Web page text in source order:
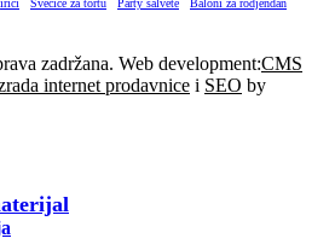
zadržana. Web development:CMS
internet prodavnice i SEO by